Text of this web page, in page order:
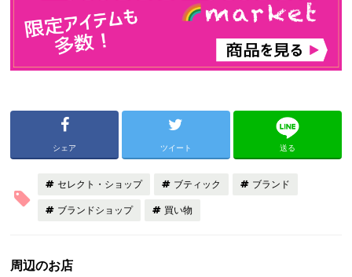
シェア ツイート 送る
セレクト・ショップ ブティック ブランド
ブランドショップ 買い物
周辺のお店